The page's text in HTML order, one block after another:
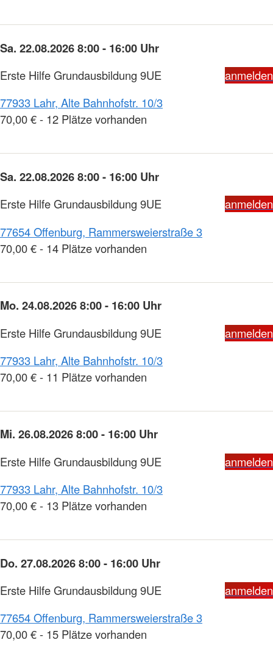
Sa. 22.08.2026 8:00 - 16:00 Uhr
Erste Hilfe Grundausbildung 9UE
anmelden
77933 Lahr, Alte Bahnhofstr. 10/3
70,00 € - 12 Plätze vorhanden
Sa. 22.08.2026 8:00 - 16:00 Uhr
Erste Hilfe Grundausbildung 9UE
anmelden
77654 Offenburg, Rammersweierstraße 3
70,00 € - 14 Plätze vorhanden
Mo. 24.08.2026 8:00 - 16:00 Uhr
Erste Hilfe Grundausbildung 9UE
anmelden
77933 Lahr, Alte Bahnhofstr. 10/3
70,00 € - 11 Plätze vorhanden
Mi. 26.08.2026 8:00 - 16:00 Uhr
Erste Hilfe Grundausbildung 9UE
anmelden
77933 Lahr, Alte Bahnhofstr. 10/3
70,00 € - 13 Plätze vorhanden
Do. 27.08.2026 8:00 - 16:00 Uhr
Erste Hilfe Grundausbildung 9UE
anmelden
77654 Offenburg, Rammersweierstraße 3
70,00 € - 15 Plätze vorhanden